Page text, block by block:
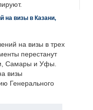
на визы в Казани,
на визы в трех
перестанут
Самары и Уфы.
визы
Генерального